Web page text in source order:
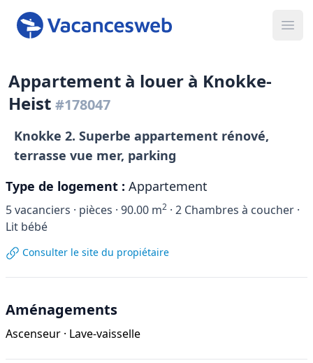
Appartement à louer à Knokke-
Heist #178047
Knokke 2. Superbe appartement rénové,
terrasse vue mer, parking
Type de logement : Appartement
5vacanciers · pièces · 90.00 m2 · 2 Chambres à coucher ·
Lit bébé
Consulter le site du propiétaire
Aménagements
Ascenseur · Lave-vaisselle